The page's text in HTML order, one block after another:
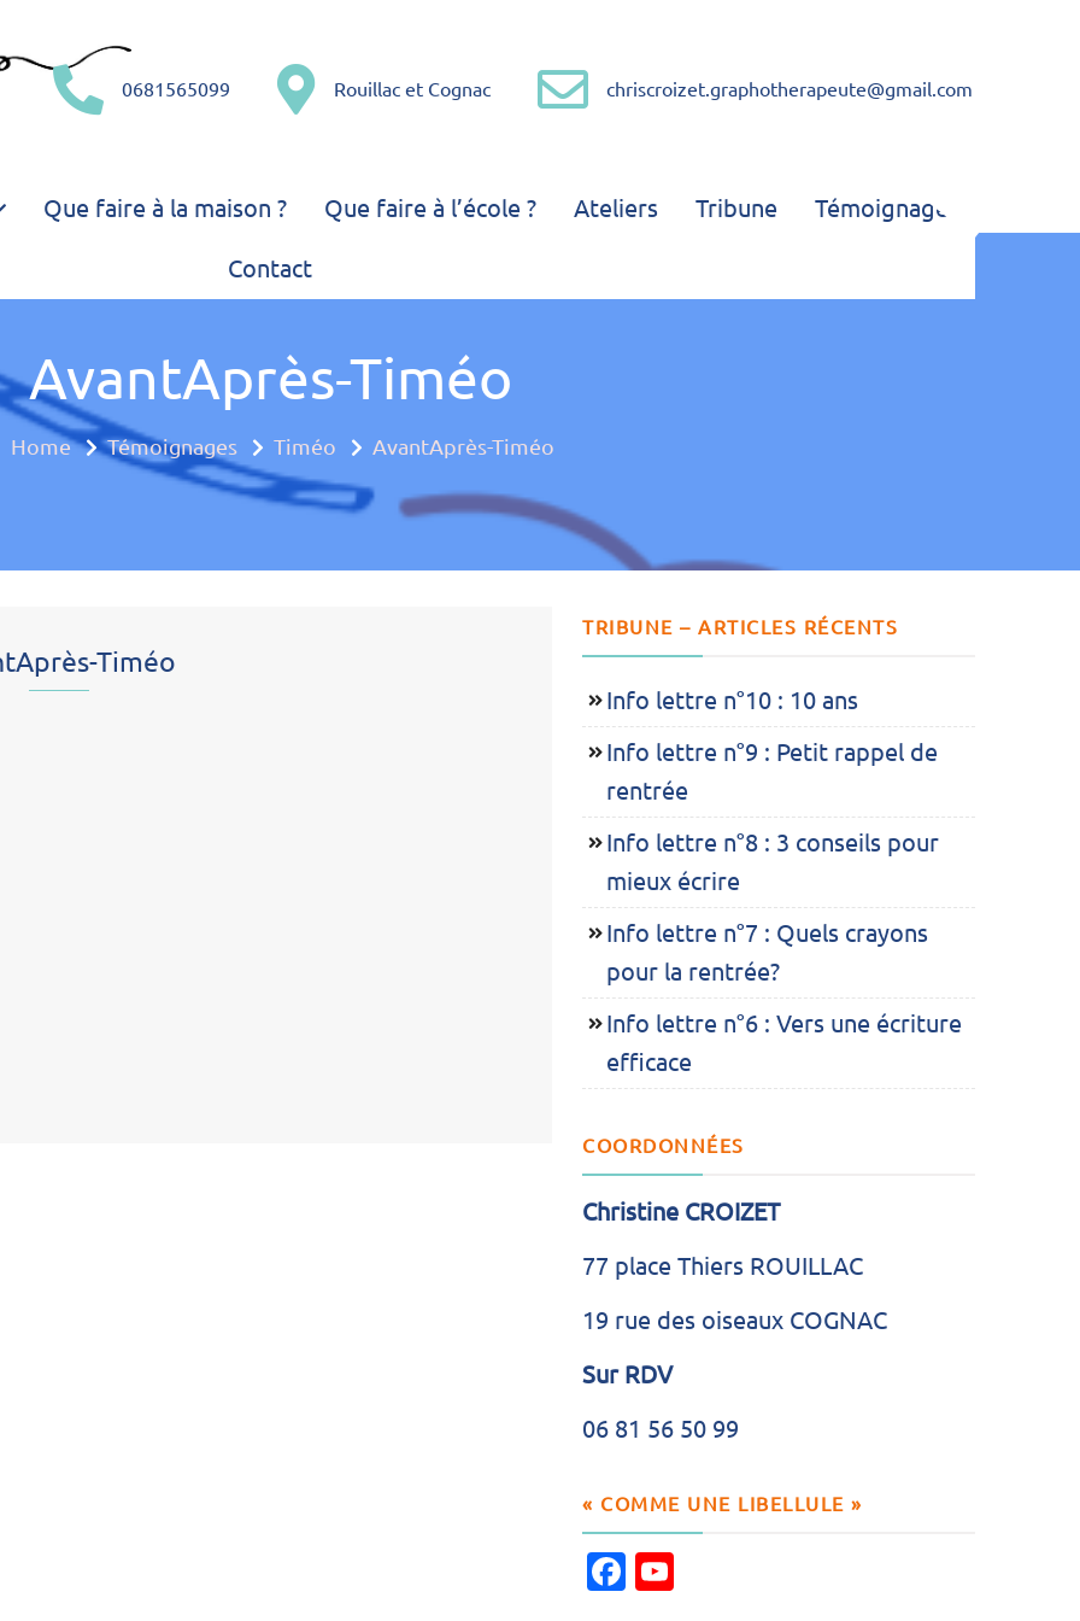
Comme une libellule – Graphothérapeute
0681565099 Rouillac et Cognac chriscroizet.graphotherapeute@gmail.com
Que faire à la maison ? Que faire à l’école ? Ateliers Tribune Témoignages
Contact
AvantAprès-Timéo
Home Témoignages Timéo AvantAprès-Timéo
Timéo
TRIBUNE – ARTICLES RÉCENTS
Info lettre n°10 : 10 ans
Info lettre n°9 : Petit rappel de
rentrée
Info lettre n°8 : 3 conseils pour
mieux écrire
Info lettre n°7 : Quels crayons
pour la rentrée?
Info lettre n°6 : Vers une écriture
efficace
COORDONNÉES
Christine CROIZET
77 place Thiers ROUILLAC
19 rue des oiseaux COGNAC
Sur RDV
06 81 56 50 99
« COMME UNE LIBELLULE »
Facebook